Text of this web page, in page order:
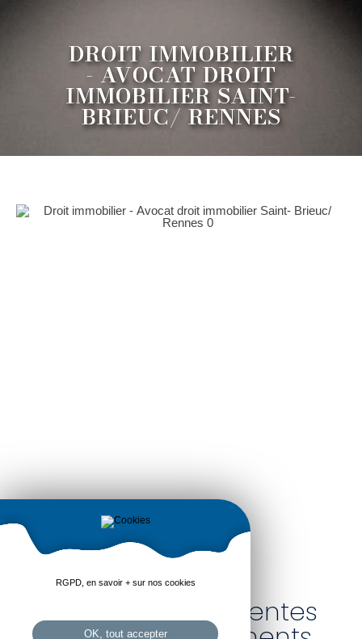
DROIT IMMOBILIER
- AVOCAT DROIT
IMMOBILIER SAINT-
BRIEUC/ RENNES
Le droit immobilier
concerne les différentes
RGPD, en savoir + sur nos cookies
OK, tout accepter